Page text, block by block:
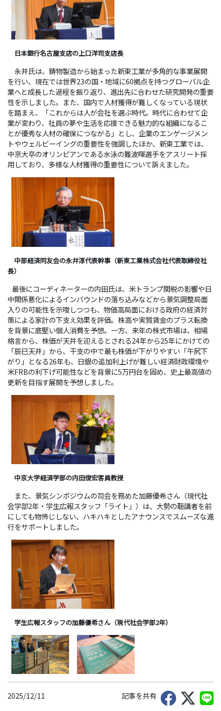
日本銀行名古屋支店の上口洋司支店長
永井氏は、鋳物製造から始まった新東工業が多角的な事業展開
を行い、現在では世界23の国・地域に60拠点を持つグローバル企
業へと成長した過程を振り返り、進出先に合わせた研究開発の重要
性を示しました。また、国内で人材獲得が難しくなっている現状
を踏まえ、「これからは人が会社を選ぶ時代。時代に合わせて企
業が変わり、社員の夢や生活を応援できる魅力的な組織になるこ
とが優秀な人材の確保につながる」とし、企業のエンゲージメン
トやウェルビーイングの重要性を強調したほか、新東工業では、
中京大卒のオリンピアンである水泳の難波暉選手をアスリート採
用しており、多様な人材獲得の重要性について訴えました。
中部経済同友会の永井淳代表幹事（新東工業株式会社代表取締役社
長）
最後にコーディネーターの内田氏は、米トランプ関税の影響や日
中関係悪化によるインバウンドの落ち込みなどから景気調整局面
入りの可能性を示唆しつつも、物価高局面における政府の経済対
策による家計の下支え効果を評価。株高や実質賃金のプラス転換
を背景に底堅い個人消費を予想。一方、来年の株式市場は、相場
格言から、株価が天井を迎えるとされる24年から25年にかけての
「辰巳天井」から、干支の中で最も株価が下がりやすい「午尻下
がり」となる26年も、日銀の追加利上げが難しい経済財政環境や
米FRBの利下げ可能性などを背景に5万円台を固め、史上最高値の
更新を目指す展開を予想しました。
中京大学経済学部の内田俊宏客員教授
また、景気シンポジウムの司会を務めた加藤優希さん（現代社
会学部2年・学生広報スタッフ「ライト」）は、大勢の聴講者を前
にしても物怖じしない、ハキハキとしたアナウンスでスムーズな進
行をサポートしました。
学生広報スタッフの加藤優希さん（現代社会学部2年）
2025/12/11 記事を共有